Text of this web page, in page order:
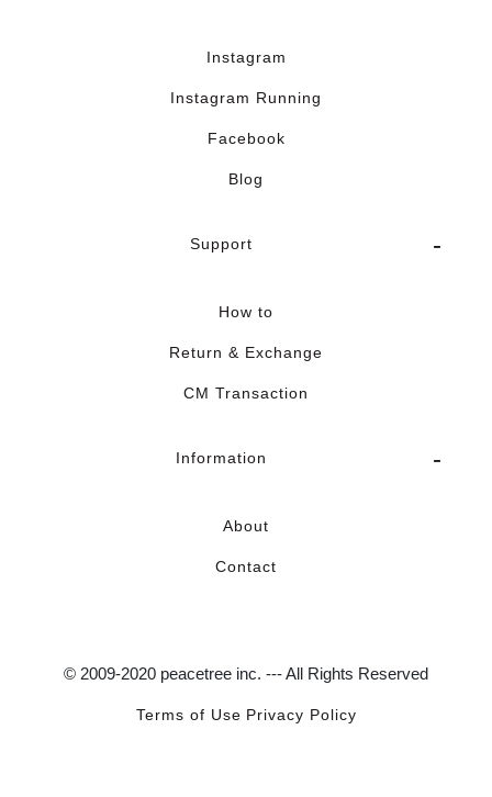
Instagram
Instagram Running
Facebook
Blog
Support
How to
Return & Exchange
CM Transaction
Information
About
Contact
© 2009-2020 peacetree inc. --- All Rights Reserved
Terms of Use Privacy Policy